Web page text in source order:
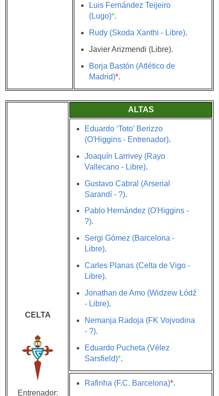
Luis Fernández Teijeiro
(Lugo)*.
Rudy (Skoda Xanthi - Libre).
Javier Arizmendi (Libre).
Borja Bastón (Atlético de
Madrid)*.
CELTA
Entrenador:
ALTAS
Eduardo ‘Toto’ Berizzo
(O'Higgins - Entrenador).
Joaquín Larrivey (Rayo
Vallecano - Libre).
Gustavo Cabral (Arsenal
Sarandí - ?).
Pablo Hernández (O'Higgins -
?).
Sergi Gómez (Barcelona -
Libre).
Carles Planas (Celta de Vigo -
Libre).
Jonathan de Amo (Widzew Łódź
- Libre).
Nemanja Radoja (FK Vojvodina
- ?).
Eduardo Pucheta (Vélez
Sarsfield)*.
Rafinha (F.C. Barcelona)*.